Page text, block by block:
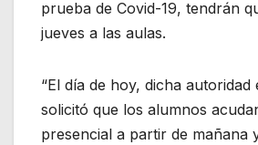
prueba de Covid-19, tendrán
jueves a las aulas.
“El día de hoy, dicha autoridad
solicitó que los alumnos
presencial a partir de mañana